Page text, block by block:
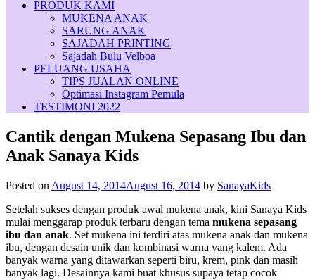
PRODUK KAMI
MUKENA ANAK
SARUNG ANAK
SAJADAH PRINTING
Sajadah Bulu Velboa
PELUANG USAHA
TIPS JUALAN ONLINE
Optimasi Instagram Pemula
TESTIMONI 2022
Cantik dengan Mukena Sepasang Ibu dan
Anak Sanaya Kids
Posted on August 14, 2014August 16, 2014 by SanayaKids
Setelah sukses dengan produk awal mukena anak, kini Sanaya Kids
mulai menggarap produk terbaru dengan tema mukena sepasang
ibu dan anak. Set mukena ini terdiri atas mukena anak dan mukena
ibu, dengan desain unik dan kombinasi warna yang kalem. Ada
banyak warna yang ditawarkan seperti biru, krem, pink dan masih
banyak lagi. Desainnya kami buat khusus supaya tetap cocok